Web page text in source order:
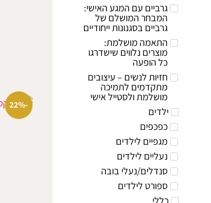
גרביים עם המגע האישי:
המבחר המושלם של
גרביים בסגנונות ייחודיים
התאמה מושלמת:
מוצרים נלווים שישדרגו
כל הופעה
חזיות לנשים – עיצובים
מתקדמים לתמיכה
מושלמת ולסטייל אישי
ילדים
כפכפים
מגפיים לילדים
נעליים לילדים
סנדלים/נעלי בובה
ספורט לילדים
כללי
-22%